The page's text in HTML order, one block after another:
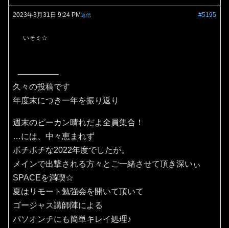
2023年3月31日 9:24 PM #5195
返信
いそミ☆
久々の投稿です
年度末につき一年を振り返り
週末のピーカン晴れだよ全員集合！
…には、中々恵まれず
ボチボチな2022年度でしたが。
メインで出撃される方々とご一緒させて頂き深いぃ
SPACEを満喫☆
夏はリモート勉強会を開いて頂いて
ゴージャス講師陣による
パソオンチにも簡単キレイ処理♪